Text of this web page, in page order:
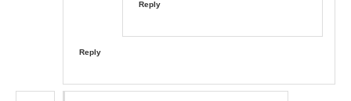
Reply
Reply